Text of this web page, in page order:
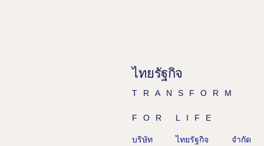
ไทยรัฐกิจ
TRANSFORM
FOR LIFE
บริษัท ไทยรัฐกิจ จำกัด